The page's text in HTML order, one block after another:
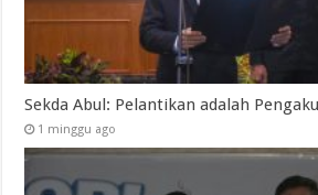
Sekda Abul: Pelantikan adalah
1 minggu ago